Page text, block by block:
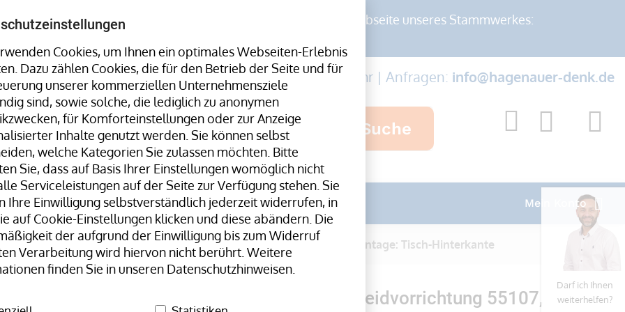
Cookies, um Ihnen ein optimales Webseiten-Erlebnis
Dazu zählen Cookies, die für den Betrieb der Seite und für
unserer kommerziellen Unternehmensziele
sind, sowie solche, die lediglich zu anonymen
für Komforteinstellungen oder zur Anzeige
Inhalte genutzt werden. Sie können selbst
welche Kategorien Sie zulassen möchten. Bitte
Sie, dass auf Basis Ihrer Einstellungen womöglich nicht
Serviceleistungen auf der Seite zur Verfügung stehen. Sie
Ihre Einwilligung selbstverständlich jederzeit widerrufen, in
auf Cookie-Einstellungen klicken und diese abändern. Die
der aufgrund der Einwilligung bis zum Widerruf
Verarbeitung wird hiervon nicht berührt. Weitere
finden Sie in unseren Datenschutzhinweisen.
Stretchwickler uvm. finden Sie auf der Webseite unseres Stammwerkes:
Hotline:+49 8323 9660-0| Mo-Fr 07:30-17:00 Uhr | Anfragen: info@hagenauer-denk.de
Suche
Unser Team H+D Stammwerk Mein Konto
Anbau-Schneidvorrichtung 55107, Schnittbreite: 750 mm, Montage: Tisch-Hinterkante
Anbau-Schneidvorrichtung 55107,
Darf ich Ihnen
weiterhelfen?